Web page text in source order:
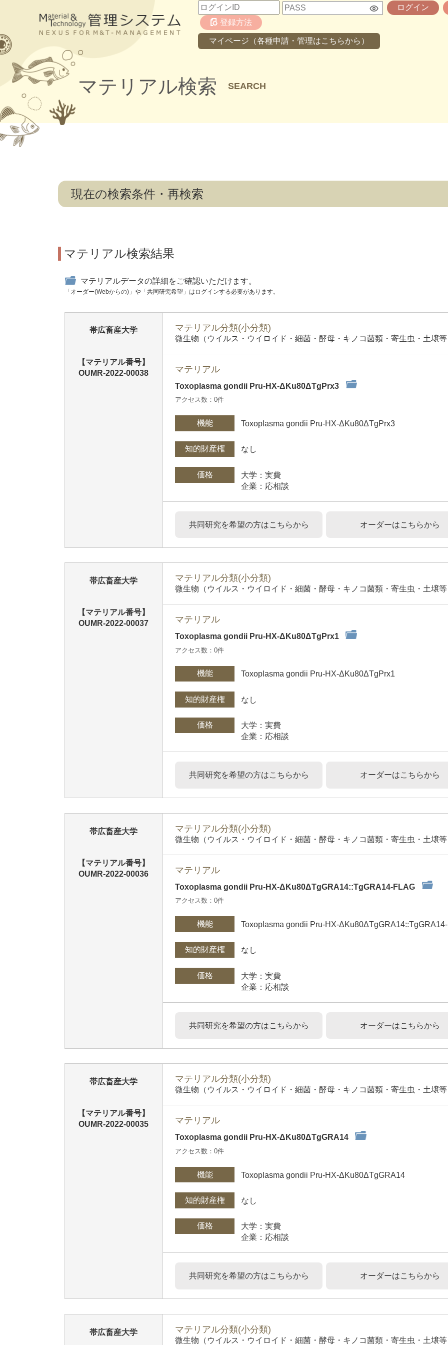
ログイン
登録方法
マイページ（各種申請・管理はこちらから）
マテリアル検索 SEARCH
現在の検索条件・再検索
マテリアル検索結果
マテリアルデータの詳細をご確認いただけます。
「オーダー(Webからの)」や「共同研究希望」はログインする必要があります。
帯広畜産大学
【マテリアル番号】
OUMR-2022-00038
マテリアル分類(小分類)
微生物（ウイルス・ウイロイド・細菌・酵母・キノコ菌類・寄生虫・土壌
マテリアル
Toxoplasma gondii Pru-HX-ΔKu80ΔTgPrx3
アクセス数：0件
機能 Toxoplasma gondii Pru-HX-ΔKu80ΔTgPrx3
知的財産権 なし
価格
大学：実費
企業：応相談
共同研究を希望の方はこちらから オーダーはこちらから
帯広畜産大学
【マテリアル番号】
OUMR-2022-00037
マテリアル分類(小分類)
微生物（ウイルス・ウイロイド・細菌・酵母・キノコ菌類・寄生虫・土壌
マテリアル
Toxoplasma gondii Pru-HX-ΔKu80ΔTgPrx1
アクセス数：0件
機能 Toxoplasma gondii Pru-HX-ΔKu80ΔTgPrx1
知的財産権 なし
価格
大学：実費
企業：応相談
共同研究を希望の方はこちらから オーダーはこちらから
帯広畜産大学
【マテリアル番号】
OUMR-2022-00036
マテリアル分類(小分類)
微生物（ウイルス・ウイロイド・細菌・酵母・キノコ菌類・寄生虫・土壌
マテリアル
Toxoplasma gondii Pru-HX-ΔKu80ΔTgGRA14::TgGRA14-FLAG
アクセス数：0件
機能 Toxoplasma gondii Pru-HX-
知的財産権 なし
価格
大学：実費
企業：応相談
共同研究を希望の方はこちらから オーダーはこちらから
帯広畜産大学
【マテリアル番号】
OUMR-2022-00035
マテリアル分類(小分類)
微生物（ウイルス・ウイロイド・細菌・酵母・キノコ菌類・寄生虫・土壌
マテリアル
Toxoplasma gondii Pru-HX-ΔKu80ΔTgGRA14
アクセス数：0件
機能 Toxoplasma gondii Pru-HX-ΔKu80ΔTgGRA14
知的財産権 なし
価格
大学：実費
企業：応相談
共同研究を希望の方はこちらから オーダーはこちらから
帯広畜産大学 マテリアル分類(小分類)
微生物（ウイルス・ウイロイド・細菌・酵母・キノコ菌類・寄生虫・土壌